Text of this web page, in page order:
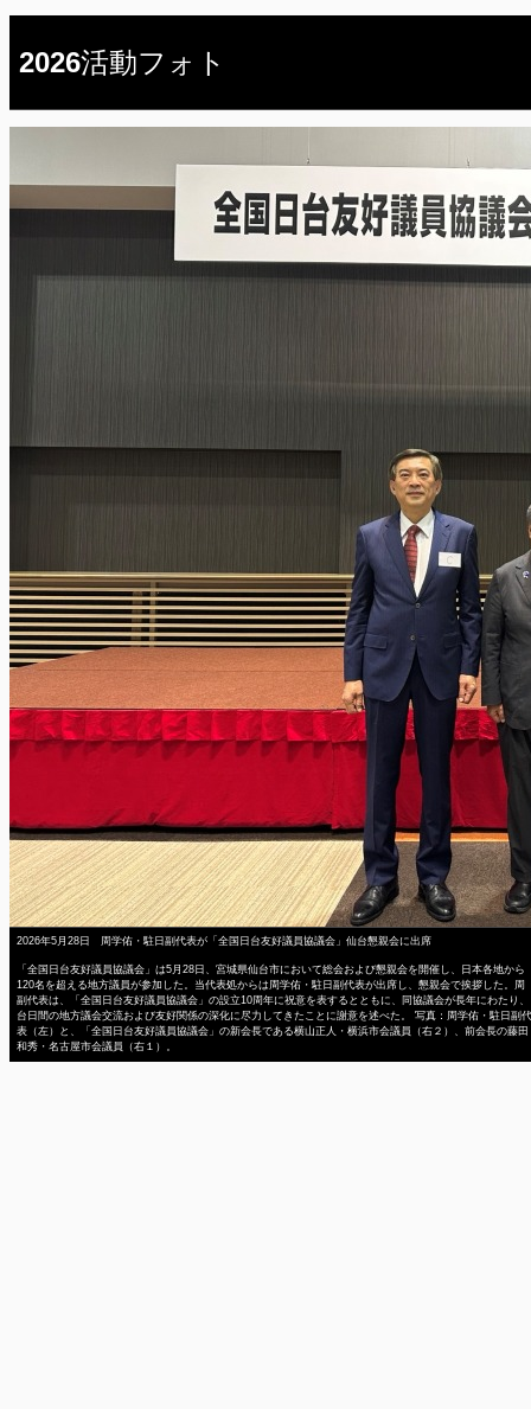
2026活動フォト
2026年5月28日 周学佑・駐日副代表が「全国日台友好議員協議会」仙台懇親会に出席
「全国日台友好議員協議会」は5月28日、宮城県仙台市において総会および懇親会を開催し、日本各地から
120名を超える地方議員が参加した。当代表処からは周学佑・駐日副代表が出席し、懇親会で挨拶した。周
副代表は、「全国日台友好議員協議会」の設立10周年に祝意を表するとともに、同協議会が長年にわたり、
台日間の地方議会交流および友好関係の深化に尽力してきたことに謝意を述べた。 写真：周学佑・駐日副代
表（左）と、「全国日台友好議員協議会」の新会長である横山正人・横浜市会議員（右２）、前会長の藤田
和秀・名古屋市会議員（右１）。